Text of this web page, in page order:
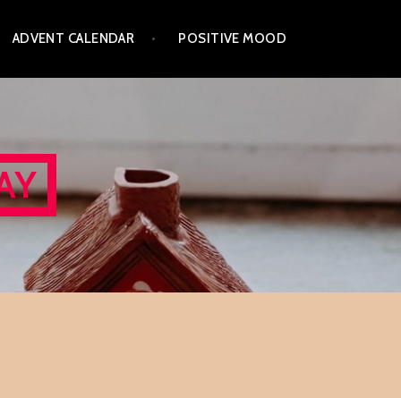
ADVENT CALENDAR POSITIVE MOOD